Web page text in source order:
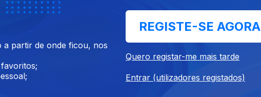
set. 2025
a partir de onde ficou, nos
REGISTE-SE AGORA
Quero registar-me mais tarde
Entrar (utilizadores registados)